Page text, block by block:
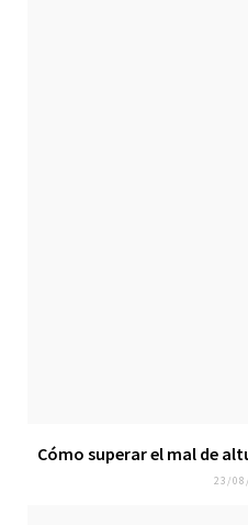
Cómo superar el mal de
23/